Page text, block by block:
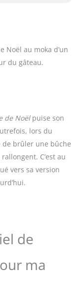
Noël au moka d’un
du gâteau.
de Noëlpuise son
lors du
de brûler une bûche
C’est au
vers sa version
de
ma